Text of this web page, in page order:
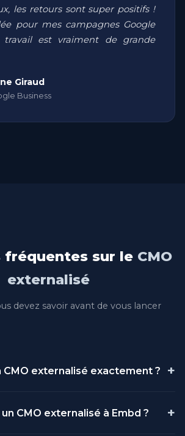
les retours sont super positifs !
pour mes campagnes Google
est vraiment de grande
Giraud
Business
fréquentes sur le CMO
externalisé
devez savoir avant de vous lancer
CMO externalisé exactement ? +
professionnel qui travaille pour
CMO externalisé à Embd ? +